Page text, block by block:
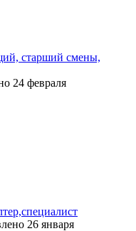
старший смены,
24 февраля
26 января